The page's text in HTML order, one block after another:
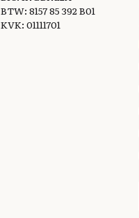
BTW: 8157 85 392 B01
KVK: 01111701